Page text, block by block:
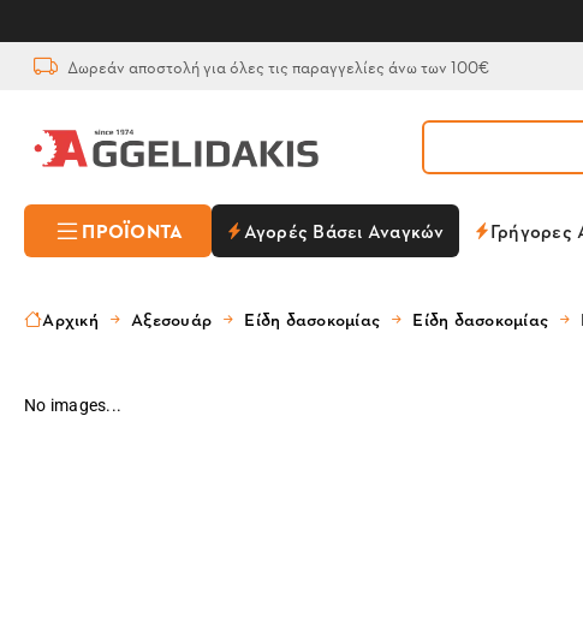
Δωρεάν αποστολή για όλες τις παραγγελίες άνω των 100€
ΠΡΟΪΌΝΤΑ Αγορές Βάσει Αναγκών Γρήγορες
Αρχική Αξεσουάρ Είδη δασοκομίας Είδη δασοκομίας
No images...